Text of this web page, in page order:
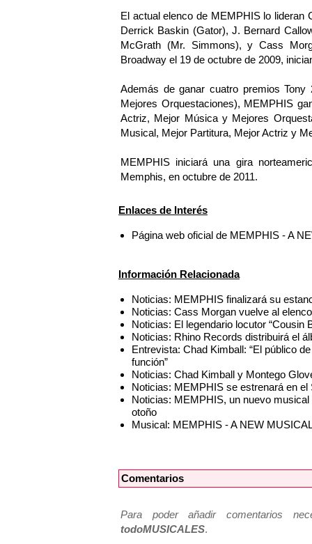
El actual elenco de MEMPHIS lo lideran
Derrick Baskin (Gator), J. Bernard
McGrath (Mr. Simmons), y Cass
Broadway el 19 de octubre de 2009,
Además de ganar cuatro premios
Mejores Orquestaciones), MEMPHIS
Actriz, Mejor Música y Mejores
Musical, Mejor Partitura, Mejor Actriz y
MEMPHIS iniciará una gira
Memphis, en octubre de 2011.
Enlaces de Interés
Página web oficial de MEMPHIS - A
Información Relacionada
Noticias: MEMPHIS finalizará su
Noticias: Cass Morgan vuelve al
Noticias: El legendario locutor
Noticias: Rhino Records distribuirá el
Entrevista: Chad Kimball: “El público
función”
Noticias: Chad Kimball y Montego
Noticias: MEMPHIS se estrenará en
Noticias: MEMPHIS, un nuevo
otoño
Musical: MEMPHIS - A NEW
Comentarios
Para poder añadir comentarios
todoMUSICALES.